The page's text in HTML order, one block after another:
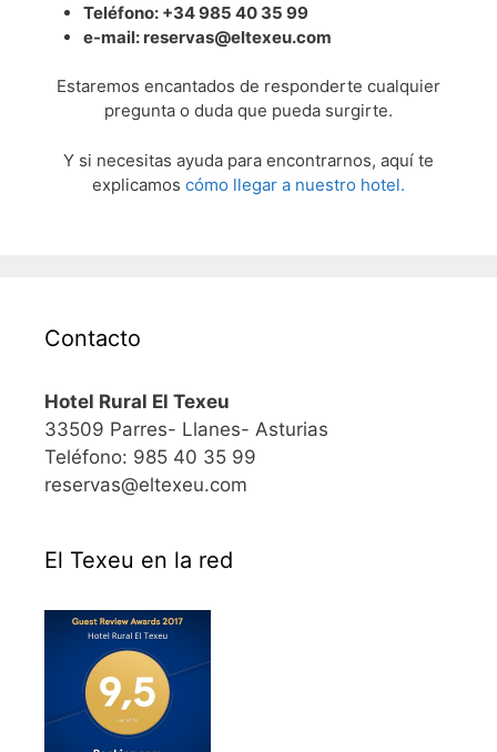
Teléfono: +34 985 40 35 99
e-mail: reservas@eltexeu.com
Estaremos encantados de responderte cualquier
pregunta o duda que pueda surgirte.
Y si necesitas ayuda para encontrarnos, aquí te
explicamos cómo llegar a nuestro hotel.
Contacto
Hotel Rural El Texeu
33509 Parres- Llanes- Asturias
Teléfono: 985 40 35 99
reservas@eltexeu.com
El Texeu en la red